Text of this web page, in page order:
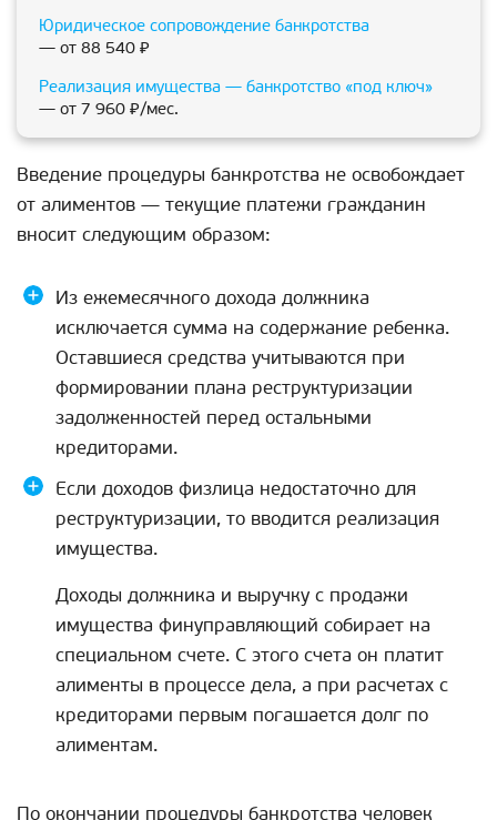
Юридическое сопровождение банкротства
— от 88 540 ₽
Реализация имущества — банкротство «под ключ»
— от 7 960 ₽/мес.
Введение процедуры банкротства не освобождает
от алиментов — текущие платежи гражданин
вносит следующим образом:
Из ежемесячного дохода должника
исключается сумма на содержание ребенка.
Оставшиеся средства учитываются при
формировании плана реструктуризации
задолженностей перед остальными
кредиторами.
Если доходов физлица недостаточно для
реструктуризации, то вводится реализация
имущества.
Доходы должника и выручку с продажи
имущества финуправляющий собирает на
специальном счете. С этого счета он платит
алименты в процессе дела, а при расчетах с
кредиторами первым погашается долг по
алиментам.
По окончании процедуры банкротства человек